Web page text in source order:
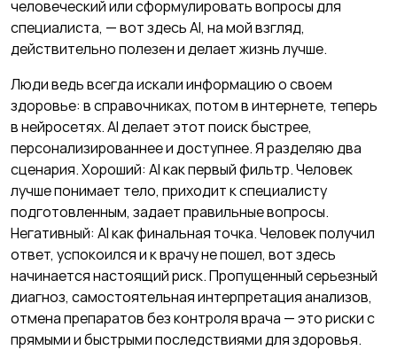
человеческий или сформулировать вопросы для
специалиста, — вот здесь AI, на мой взгляд,
действительно полезен и делает жизнь лучше.
Люди ведь всегда искали информацию о своем
здоровье: в справочниках, потом в интернете, теперь
в нейросетях. AI делает этот поиск быстрее,
персонализированнее и доступнее. Я разделяю два
сценария. Хороший: AI как первый фильтр. Человек
лучше понимает тело, приходит к специалисту
подготовленным, задает правильные вопросы.
Негативный: AI как финальная точка. Человек получил
ответ, успокоился и к врачу не пошел, вот здесь
начинается настоящий риск. Пропущенный серьезный
диагноз, самостоятельная интерпретация анализов,
отмена препаратов без контроля врача — это риски с
прямыми и быстрыми последствиями для здоровья.